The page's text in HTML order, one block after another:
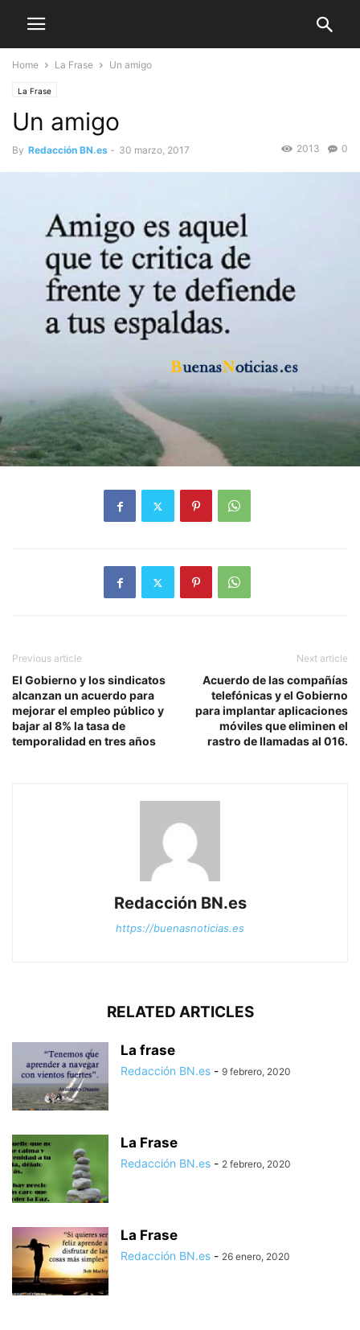
Home La Frase Un amigo
La Frase
Un amigo
By Redacción BN.es - 30 marzo, 2017 0
2013
Previous article
El Gobierno y los sindicatos
alcanzan un acuerdo para
mejorar el empleo público y
bajar al 8% la tasa de
temporalidad en tres años
Next article
Acuerdo de las compañías
telefónicas y el Gobierno
para implantar aplicaciones
móviles que eliminen el
rastro de llamadas al 016.
Redacción BN.es
https://buenasnoticias.es
RELATED ARTICLES
La frase
Redacción BN.es - 9 febrero, 2020
La Frase
Redacción BN.es - 2 febrero, 2020
La Frase
Redacción BN.es - 26 enero, 2020